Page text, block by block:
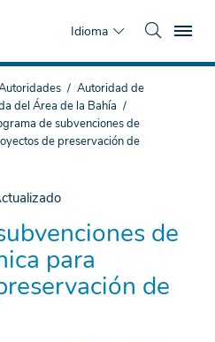
Idioma
Autoridad de
del Área de la Bahía
de subvenciones de
de preservación de
de
para
de